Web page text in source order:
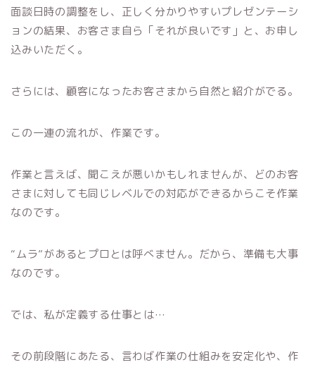
面談日時の調整をし、正しく分かりやすいプレゼンテーシ
ョンの結果、お客さま自ら「それが良いです」と、お申し
込みいただく。
さらには、顧客になったお客さまから自然と紹介がでる。
この一連の流れが、作業です。
作業と言えば、聞こえが悪いかもしれませんが、どのお客
さまに対しても同じレベルでの対応ができるからこそ作業
なのです。
“ムラ”があるとプロとは呼べません。だから、準備も大事
なのです。
では、私が定義する仕事とは…
その前段階にあたる、言わば作業の仕組みを安定化や、作